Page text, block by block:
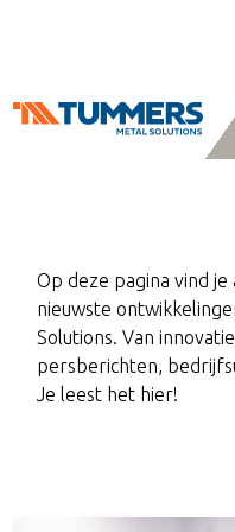
Frezen tot
Diensten
Sectoren
Op deze pagina vind
nieuwste
Solutions. Van
persberichten,
Je leest het hier!